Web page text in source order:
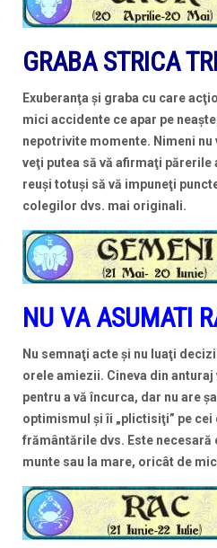
GRABA STRICA
Exuberanţa şi graba cu care
mici accidente ce apar pe
nepotrivite momente. Nimeni nu
veţi putea să vă afirmaţi părerile
reuşi totuşi să vă impuneţi
colegilor dvs. mai originali.
NU VA ASUMATI
Nu semnaţi acte şi nu luaţi
orele amiezii. Cineva din
pentru a vă încurca, dar nu are
optimismul şi îi „plictisiţi” pe
frământările dvs. Este necesară
munte sau la mare, oricât de